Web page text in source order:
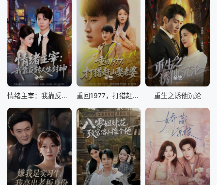
全集
情绪主宰：我靠反转人生封神
全集
重回1977，打猎赶山娶老婆
全集
重生之诱他沉沦